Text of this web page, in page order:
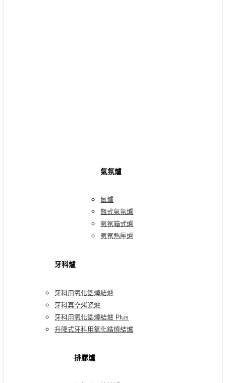
氣氛爐
氫爐
甑式氣氛爐
氣氛箱式爐
氣氛熱壓爐
牙科爐
牙科用氧化鋯燒結爐
牙科真空烤瓷爐
牙科用氧化鋯燒結爐 Plus
升降式牙科用氧化鋯燒結爐
排膠爐